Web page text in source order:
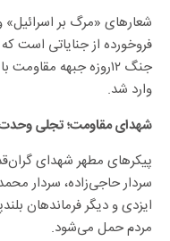
شعارهای «مرگ بر
فروخورده از جنایاتی است
جنگ ۱۲روزه جبهه
وارد شد.
شهدای مقاومت؛ تجلی وحدت
پیکرهای مطهر شهدای
سردار حاجی‌زاده، سردار
ایزدی و دیگر فرماندهان
مردم حمل می‌شود.